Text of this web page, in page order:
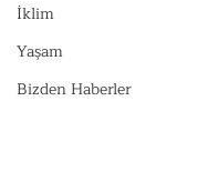
İklim
Yaşam
Bizden Haberler